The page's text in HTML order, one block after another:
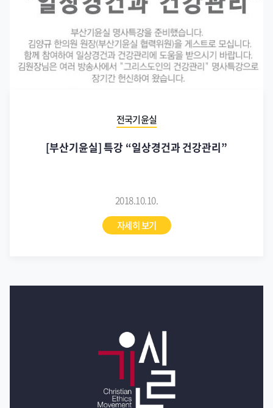
전국기윤실
[부산기윤실] 특강 “일상경건과 건강관리”
2018.10.10.
자세히 보기